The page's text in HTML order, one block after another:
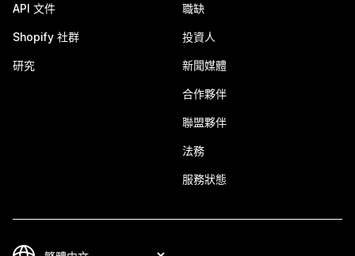
API 文件
Shopify 社群
研究
職缺
投資人
新聞媒體
合作夥伴
聯盟夥伴
法務
服務狀態